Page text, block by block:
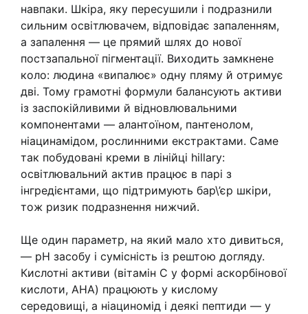
навпаки. Шкіра, яку пересушили і подразнили
сильним освітлювачем, відповідає запаленням,
а запалення — це прямий шлях до нової
постзапальної пігментації. Виходить замкнене
коло: людина «випалює» одну пляму й отримує
дві. Тому грамотні формули балансують активи
із заспокійливими й відновлювальними
компонентами — алантоїном, пантенолом,
ніацинамідом, рослинними екстрактами. Саме
так побудовані креми в лінійці hillary:
освітлювальний актив працює в парі з
інгредієнтами, що підтримують бар\’єр шкіри,
тож ризик подразнення нижчий.
Ще один параметр, на який мало хто дивиться,
— pH засобу і сумісність із рештою догляду.
Кислотні активи (вітамін C у формі аскорбінової
кислоти, AHA) працюють у кислому
середовищі, а ніациномід і деякі пептиди — у